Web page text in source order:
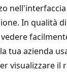
In qualità
tua azienda
visualizzare il